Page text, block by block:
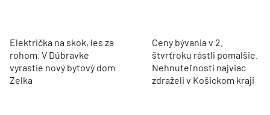
Električka na skok, les za
rohom. V Dúbravke
vyrastie nový bytový dom
Zelka
Ceny bývania v 2.
štvrťroku rástli pomalšie.
Nehnuteľnosti najviac
zdraželi v Košickom kraji